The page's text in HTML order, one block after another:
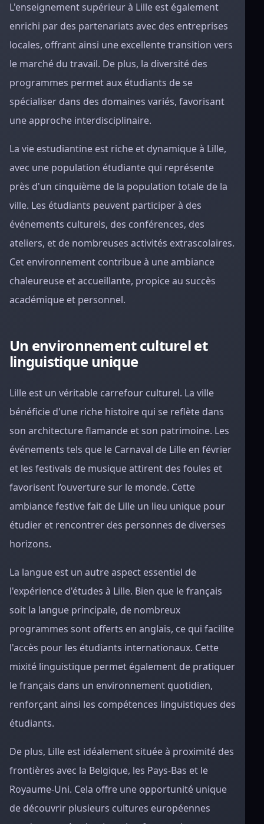
L'enseignement supérieur à Lille est également
enrichi par des partenariats avec des entreprises
locales, offrant ainsi une excellente transition vers
le marché du travail. De plus, la diversité des
programmes permet aux étudiants de se
spécialiser dans des domaines variés, favorisant
une approche interdisciplinaire.
La vie estudiantine est riche et dynamique à Lille,
avec une population étudiante qui représente
près d'un cinquième de la population totale de la
ville. Les étudiants peuvent participer à des
événements culturels, des conférences, des
ateliers, et de nombreuses activités extrascolaires.
Cet environnement contribue à une ambiance
chaleureuse et accueillante, propice au succès
académique et personnel.
Un environnement culturel et
linguistique unique
Lille est un véritable carrefour culturel. La ville
bénéficie d'une riche histoire qui se reflète dans
son architecture flamande et son patrimoine. Les
événements tels que le Carnaval de Lille en février
et les festivals de musique attirent des foules et
favorisent l’ouverture sur le monde. Cette
ambiance festive fait de Lille un lieu unique pour
étudier et rencontrer des personnes de diverses
horizons.
La langue est un autre aspect essentiel de
l'expérience d'études à Lille. Bien que le français
soit la langue principale, de nombreux
programmes sont offerts en anglais, ce qui facilite
l'accès pour les étudiants internationaux. Cette
mixité linguistique permet également de pratiquer
le français dans un environnement quotidien,
renforçant ainsi les compétences linguistiques des
étudiants.
De plus, Lille est idéalement située à proximité des
frontières avec la Belgique, les Pays-Bas et le
Royaume-Uni. Cela offre une opportunité unique
de découvrir plusieurs cultures européennes